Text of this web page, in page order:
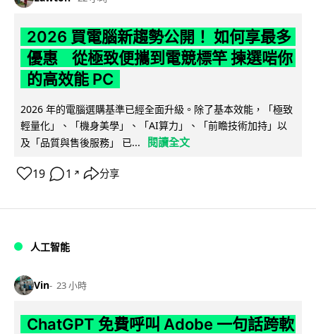
2026 買電腦新趨勢公開！ 如何享最多
優惠 從極致便攜到電競標竿 揀選啱你
的高效能 PC
2026 年的電腦選購基準已經全面升級。除了基本效能，「極致
輕量化」、「機身美學」、「AI算力」、「前瞻技術加持」以
及「品質與售後服務」 已...
閱讀全文
19 1 ↗ 分享
人工智能
Vin 23 小時
ChatGPT 免費呼叫 Adobe 一句話跨軟